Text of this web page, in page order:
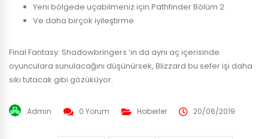
Yeni bölgede uçabilmeniz için Pathfinder Bölüm 2
Ve daha birçok iyileştirme
Final Fantasy: Shadowbringers ‘ın da aynı aç içerisinde
oyunculara sunulacağını düşünürsek, Blizzard bu sefer işi daha
sıkı tutacak gibi gözüküyor.
Admin 0 Yorum Haberler 20/06/2019